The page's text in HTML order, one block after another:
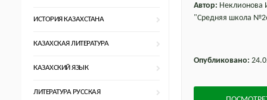
ИСТОРИЯ КАЗАХСТАНА
КАЗАХСКАЯ ЛИТЕРАТУРА
КАЗАХСКИЙ ЯЗЫК
ЛИТЕРАТУРА РУССКАЯ
Автор: Неклионова
"Средняя школа
Опубликовано: